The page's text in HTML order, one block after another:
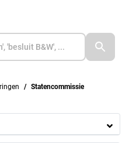
Statencommissie